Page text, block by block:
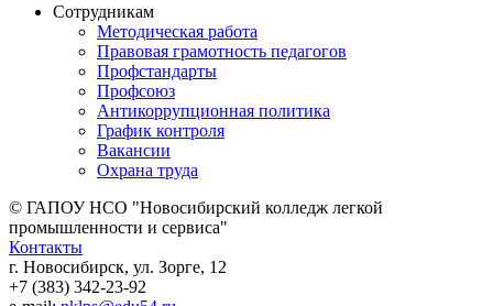
Сотрудникам
Методическая работа
Правовая грамотность педагогов
Профстандарты
Профсоюз
Антикоррупционная политика
График контроля
Вакансии
Охрана труда
© ГАПОУ НСО "Новосибирский колледж легкой
промышленности и сервиса"
Контакты
г. Новосибирск, ул. Зорге, 12
+7 (383) 342-23-92